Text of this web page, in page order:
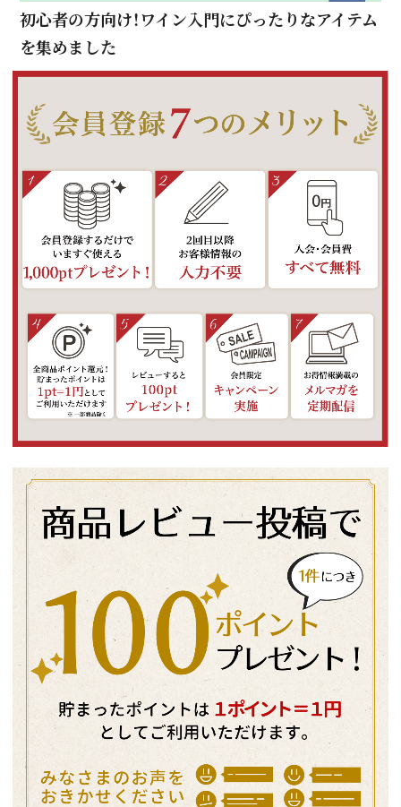
初心者の方向け！ワイン入門にぴったりなアイテム
を集めました